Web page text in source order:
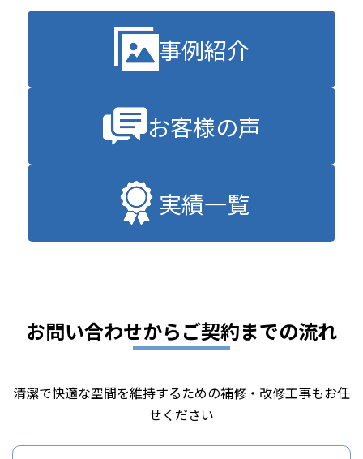
事例紹介
お客様の声
実績一覧
お問い合わせからご契約までの流れ
清潔で快適な空間を維持するための補修・改修工事もお任
せください